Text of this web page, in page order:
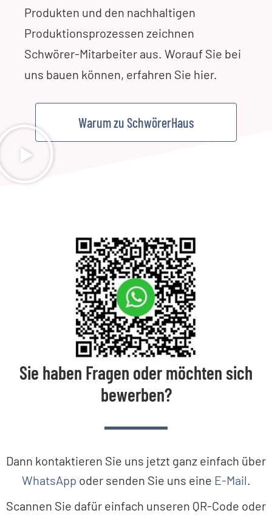
Produkten und den nachhaltigen
Produktionsprozessen zeichnen
Schwörer-Mitarbeiter aus. Worauf Sie bei
uns bauen können, erfahren Sie hier.
Warum zu SchwörerHaus
Sie haben Fragen oder möchten sich
bewerben?
Dann kontaktieren Sie uns jetzt ganz einfach über
WhatsApp oder senden Sie uns eine E-Mail
Scannen Sie dafür einfach unseren QR-Code oder